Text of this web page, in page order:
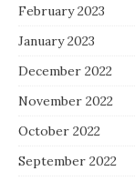
February 2023
January 2023
December 2022
November 2022
October 2022
September 2022